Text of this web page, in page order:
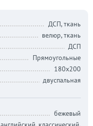
ДСП, ткань
велюр, ткань
ДСП
Прямоугольные
180х200
двуспальная
бежевый